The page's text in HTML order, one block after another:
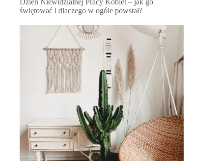
Dzień Niewidzialnej Pracy Kobiet – jak go
świętować i dlaczego w ogóle powstał?